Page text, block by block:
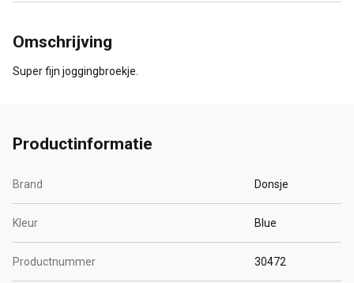
Omschrijving
Super fijn joggingbroekje.
Productinformatie
Brand Donsje
Kleur Blue
Productnummer 30472